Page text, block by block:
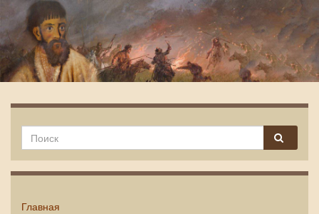
Емельян Пугачев
Главная